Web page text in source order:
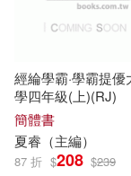
杜澤遜（主
王勇（主編
王森（主編
中國文史出
湖南師範大
經綸學霸·學霸提
學四年級(上)(RJ)
簡體書
夏睿（主編）
87 折 $208 $239